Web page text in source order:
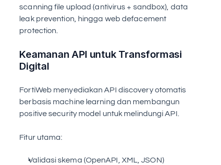
scanning file upload (antivirus + sandbox), data
leak prevention, hingga web defacement
protection.
Keamanan API untuk Transformasi
Digital
FortiWeb menyediakan API discovery otomatis
berbasis machine learning dan membangun
positive security model untuk melindungi API.
Fitur utama:
Validasi skema (OpenAPI, XML, JSON)